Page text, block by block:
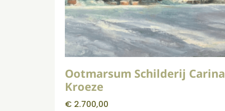
Ootmarsum Schilderij Carina
Kroeze
€ 2.700,00